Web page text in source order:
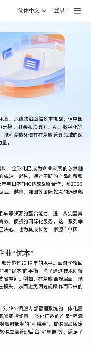
简体中文 登录
境、地缘政治面临多重挑战，但中国
环境、社会和治理）、AI、数字化等
携程商旅凭借其在差旅管理领域的深
。
，全球化已成为企业发展的必然趋
应这一趋势，通过不断的产品创新和
与日本TMC达成战略合作，到2023
亚、越南、韩国等国际站点的逐步部
车等资源的整合能力，进一步完善其
效、便捷的国际化服务。这一系列举
心，也为其成长为一家源自中国、
业“优本”
分超过2019年的水平。面对价格回
与“优本”的平衡。除了通过技术创新
省空间。例如，在差旅合规层面，携
损失，从而避免因违规操作而带来的
对企业商旅内部管理系统的一体化需
旅费控场景一体化打造的产品“程意
客群服务的“程曜会”，提供高品质定
供应商管理后台“程星链”等，满足了